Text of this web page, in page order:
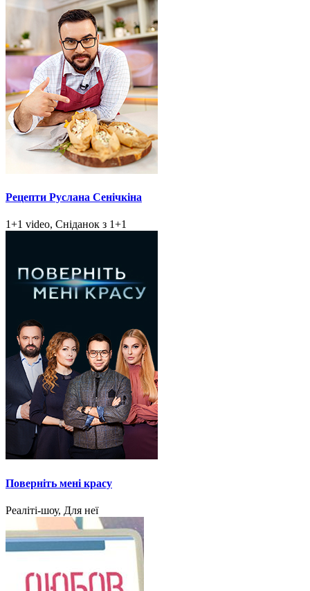
Рецепти Руслана Сенічкіна
1+1 video, Сніданок з 1+1
Поверніть мені красу
Реаліті-шоу, Для неї